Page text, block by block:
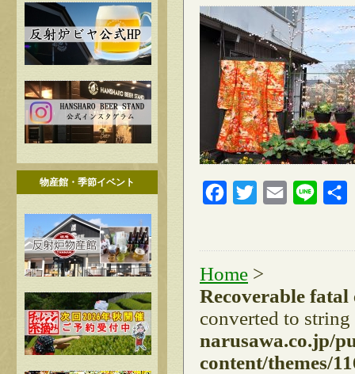
物産館・季節イベント
FacebookTwitter Email Line
Home >
Recoverable
converted to
narusawa.co.jp/
content/themes/